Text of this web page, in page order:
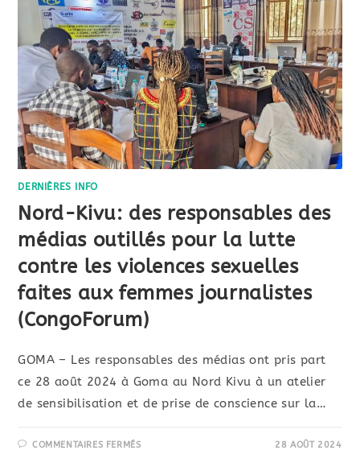
DERNIÈRES INFO
Nord-Kivu: des responsables des
médias outillés pour la lutte
contre les violences sexuelles
faites aux femmes journalistes
(CongoForum)
GOMA – Les responsables des médias ont pris part
ce 28 août 2024 à Goma au Nord Kivu à un atelier
de sensibilisation et de prise de conscience sur la…
COMMENTAIRES FERMÉS 28 AOÛT 2024